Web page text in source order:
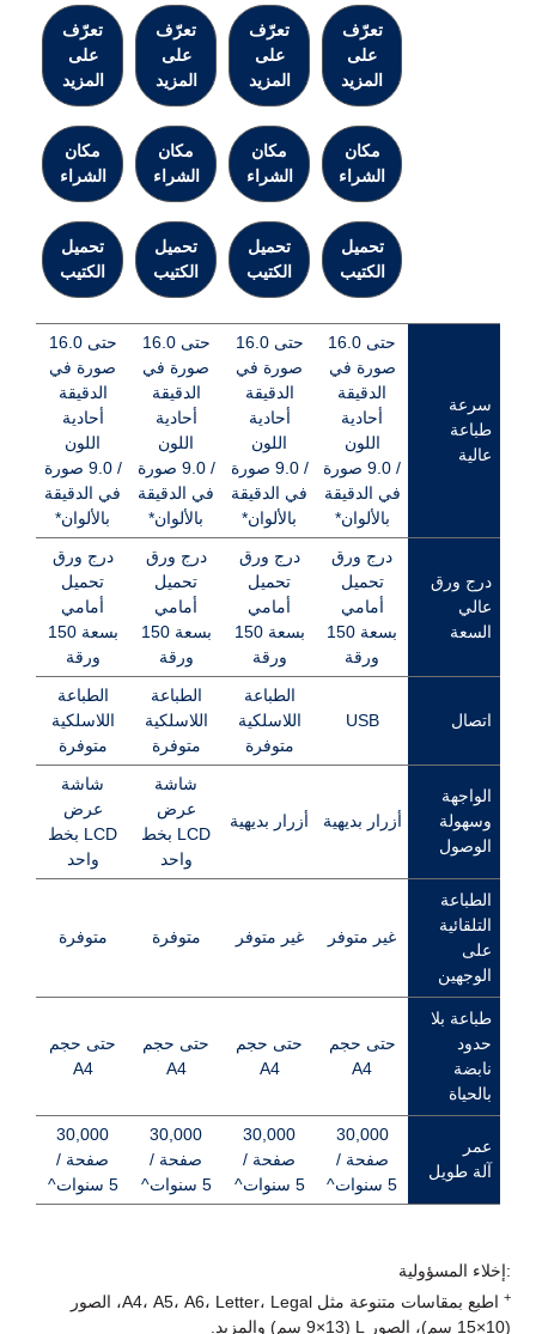
تعرّف
على
المزيد
مكان
الشراء
تحميل
الكتيب
تعرّف
على
المزيد
مكان
الشراء
تحميل
الكتيب
تعرّف
على
المزيد
مكان
الشراء
تحميل
الكتيب
تعرّف
على
المزيد
مكان
الشراء
تحميل
الكتيب
سرعة
طباعة
عالية
حتى 16.0
صورة في
الدقيقة
أحادية
اللون
/ 9.0 صورة
في الدقيقة
بالألوان*
حتى 16.0
صورة في
الدقيقة
أحادية
اللون
/ 9.0 صورة
في الدقيقة
بالألوان*
حتى 16.0
صورة في
الدقيقة
أحادية
اللون
/ 9.0 صورة
في الدقيقة
بالألوان*
حتى 16.0
صورة في
الدقيقة
أحادية
اللون
/ 9.0 صورة
في الدقيقة
بالألوان*
درج ورق
عالي
السعة
درج ورق
تحميل
أمامي
بسعة 150
ورقة
درج ورق
تحميل
أمامي
بسعة 150
ورقة
درج ورق
تحميل
أمامي
بسعة 150
ورقة
درج ورق
تحميل
أمامي
بسعة 150
ورقة
اتصال USB
الطباعة
اللاسلكية
متوفرة
الطباعة
اللاسلكية
متوفرة
الطباعة
اللاسلكية
متوفرة
الواجهة
وسهولة
الوصول
أزرار بديهية أزرار بديهية
شاشة
عرض
LCD بخط
واحد
شاشة
عرض
LCD بخط
واحد
الطباعة
التلقائية
على
الوجهين
غير متوفر غير متوفر متوفرة متوفرة
طباعة بلا
حدود
نابضة
بالحياة
حتى حجم
A4
حتى حجم
A4
حتى حجم
A4
حتى حجم
A4
عمر
آلة طويل
30,000
صفحة /
30,000
صفحة /
30,000
صفحة /
30,000
صفحة /
مصممة لتلبية احتياجات عملك
موثوق بها من قبل الشركات حول العالم، طابعتك بخزان الحبر هي
أداة موثوقة جاهزة دائمًا لتلبية احتياجات فريقك.
:إخلاء المسؤولية
اطبع بمقاسات متنوعة مثل A4، A5، A6، Letter، Legal، الصور